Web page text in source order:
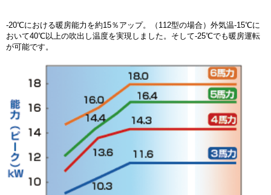
-20℃における暖房能力を約15％アップ。（112型の場合）外気温-15℃に
おいて40℃以上の吹出し温度を実現しました。そして-25℃でも暖房運転
が可能です。